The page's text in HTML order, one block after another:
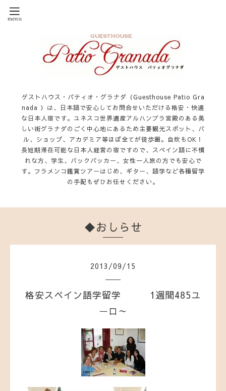
ゲストハウス・パティオ・グラナダ（Guesthouse Patio Gra
nada ）は、日本語で安心してお問合せいただける格安・快適
な日本人宿です。ユネスコ世界遺産アルハンブラ宮殿のある美
しい街グラナダのごく中心地にあるため主要観光スポット、バ
ル、ショップ、アカデミア等ほぼ全てが徒歩圏。自炊もOK！
長短期滞在可能な日本人経営の宿ですので、スペイン語に不慣
れな方、学生、バックパッカー、女性一人旅の方でも安心で
す。フラメンコ鑑賞ツアーはじめ、ギター、語学など各種留学
の手配もぜひお任せください。
◆おしらせ
2013 /09/15
格安スペイン語学留学 1週間485ユ
ーロ～